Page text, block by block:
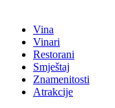
Vina
Vinari
Restorani
Smještaj
Znamenitosti
Atrakcije